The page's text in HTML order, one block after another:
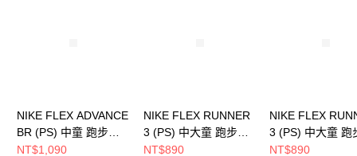
NIKE FLEX ADVANCE
BR (PS) 中童 跑步鞋
DC9370500
NT$1,090
NIKE FLEX RUNNER
3 (PS) 中大童 跑步鞋
HJ3496141
NT$890
NIKE FLEX
3 (PS) 中大童 跑
FN1449005
NT$890